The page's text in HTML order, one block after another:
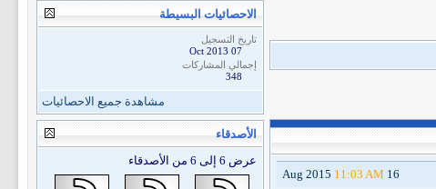
16 Aug 2015
11:03 AM
الاحصائيات البسيطة
تاريخ التسجيل
07 Oct 2013
إجمالي المشاركات
348
مشاهدة جميع الاحصائيات
الأصدقاء
عرض 6 إلى 6 من الأصدقاء